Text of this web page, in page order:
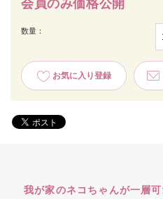
会員のみ価格公開
数量：
お気に入り登録
我が家のネコちゃんが一層